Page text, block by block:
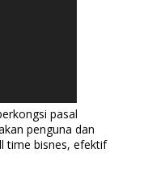
pasal
penguna dan
time bisnes, efektif